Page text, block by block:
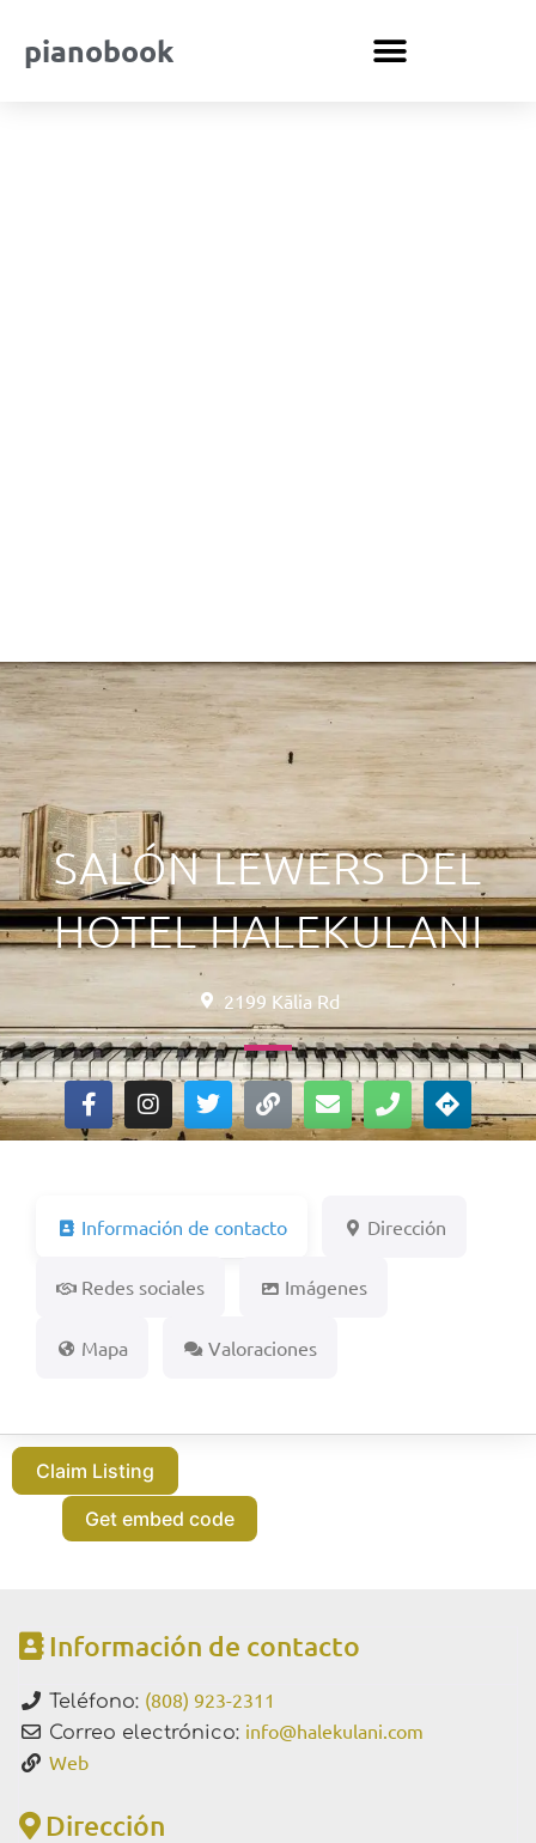
pianobook
SALÓN LEWERS DEL
HOTEL HALEKULANI
2199 Kālia Rd
Información de contacto Dirección
Redes sociales Imágenes
Mapa Valoraciones
Claim Listing
Get embed code
Información de contacto
Teléfono: (808) 923-2311
Correo electrónico: info@halekulani.com
Web
Dirección